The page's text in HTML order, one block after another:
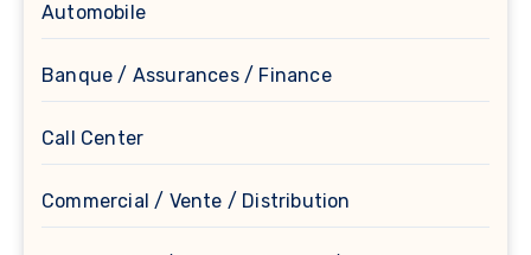
Automobile
Banque / Assurances / Finance
Call Center
Commercial / Vente / Distribution